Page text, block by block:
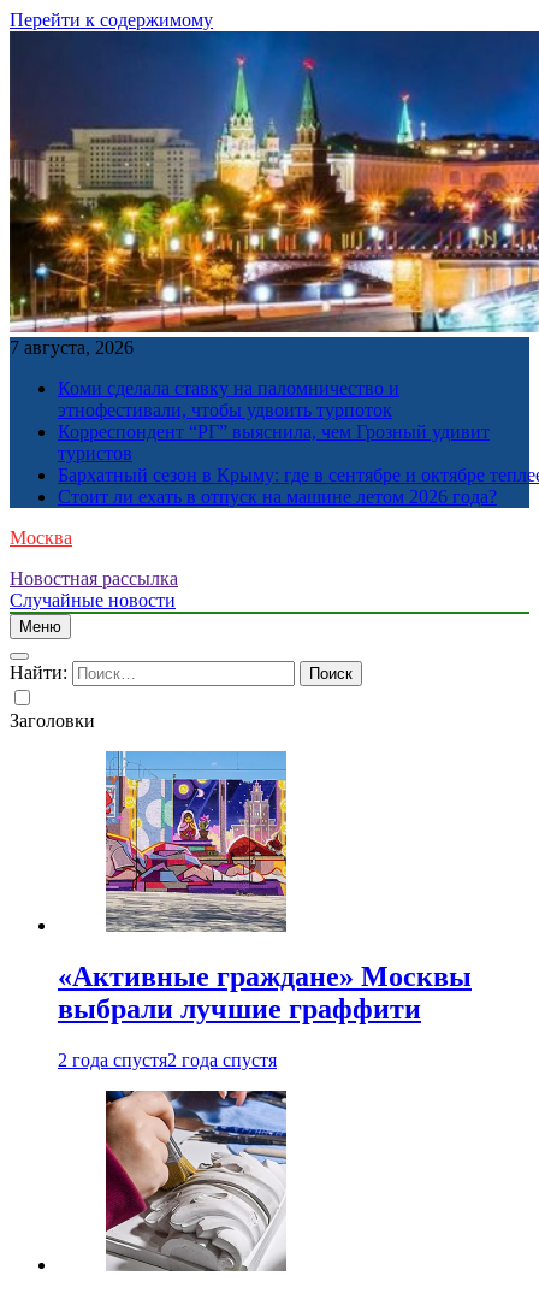
Перейти к содержимому
7 августа, 2026
Коми сделала ставку на паломничество и
этнофестивали, чтобы удвоить турпоток
Корреспондент “РГ” выяснила, чем Грозный удивит
туристов
Бархатный сезон в Крыму: где в сентябре и октябре
Стоит ли ехать в отпуск на машине летом 2026 года?
Москва
Новостная рассылка
Случайные новости
Меню
Найти:
Заголовки
«Активные граждане» Москвы
выбрали лучшие граффити
2 года спустя2 года спустя